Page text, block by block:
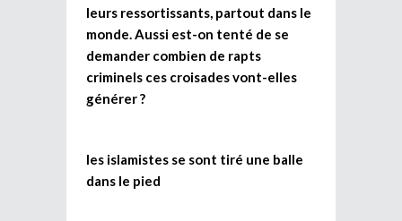
leurs ressortissants, partout dans le
monde. Aussi est-on tenté de se
demander combien de rapts
criminels ces croisades vont-elles
générer ?
les islamistes se sont tiré une balle
dans le pied